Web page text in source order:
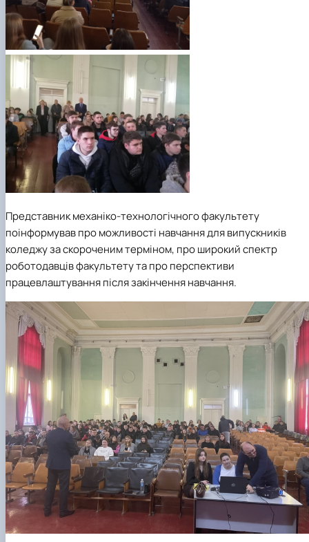
Представник механіко-технологічного факультету
поінформував про можливості навчання для випускників
коледжу за скороченим терміном, про широкий спектр
роботодавців факультету та про перспективи
працевлаштування після закінчення навчання.